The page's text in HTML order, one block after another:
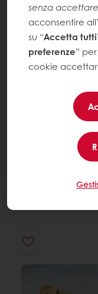
senza accettare
acconsentire
su “Accetta tutti
preferenze”
cookie